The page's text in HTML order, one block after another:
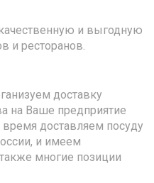
и выгодную
и ресторанов.
доставку
на Ваше предприятие
доставляем посуду
и имеем
многие позиции